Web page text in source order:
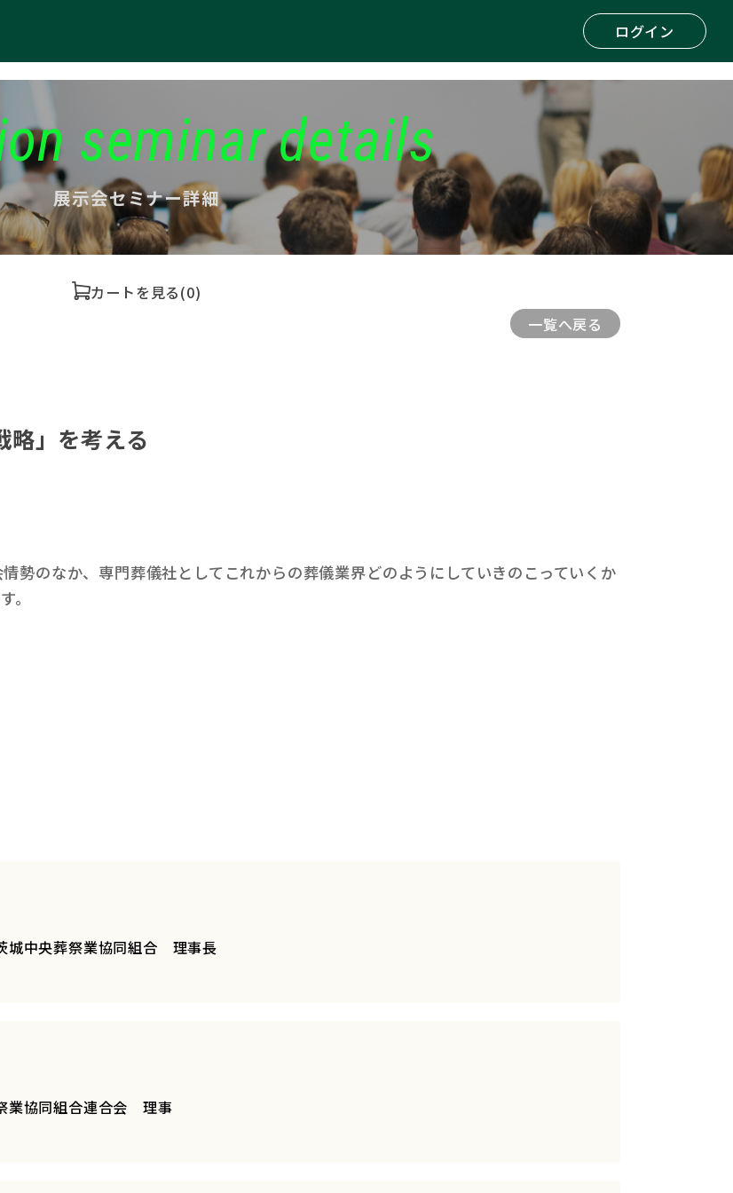
ログイン
seminar details
展示会セミナー詳細
カートを見る(0)
一覧へ戻る
略」を考える
勢のなか、専門葬儀社としてこれからの葬儀業界どのようにしていきのこっていくか
。
城中央葬祭業協同組合 理事長
業協同組合連合会 理事